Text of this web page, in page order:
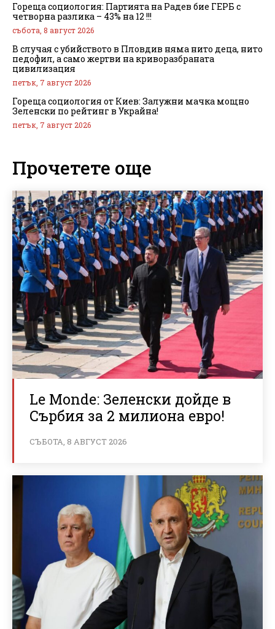
Гореща социология: Партията на Радев бие ГЕРБ с
четворна разлика – 43% на 12 !!!
събота, 8 август 2026
В случая с убийството в Пловдив няма нито деца, нито
педофил, а само жертви на криворазбраната
цивилизация
петък, 7 август 2026
Гореща социология от Киев: Залужни мачка мощно
Зеленски по рейтинг в Украйна!
петък, 7 август 2026
Прочетете още
Le Monde: Зеленски дойде в
Сърбия за 2 милиона евро!
СЪБОТА, 8 АВГУСТ 2026